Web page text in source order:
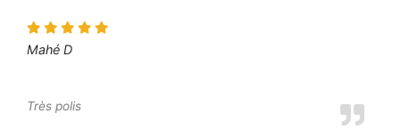
Mahé D
Très polis